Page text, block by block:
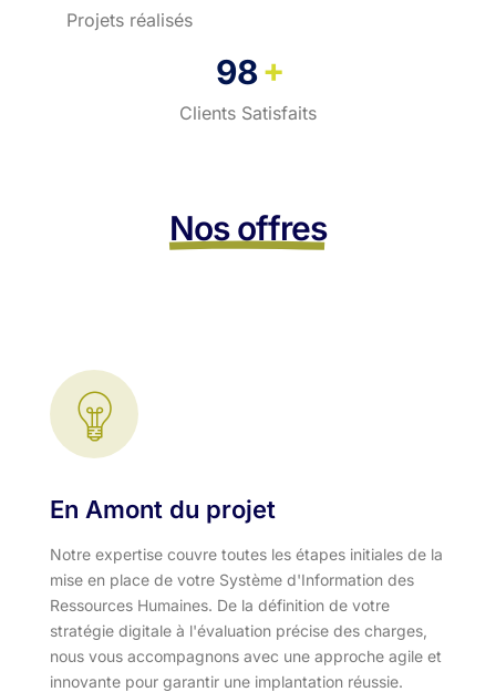
Projets réalisés
98+
Clients Satisfaits
Nos offres
En Amont du projet
Notre expertise couvre toutes les étapes initiales de la
mise en place de votre Système d'Information des
Ressources Humaines. De la définition de votre
stratégie digitale à l'évaluation précise des charges,
nous vous accompagnons avec une approche agile et
innovante pour garantir une implantation réussie.